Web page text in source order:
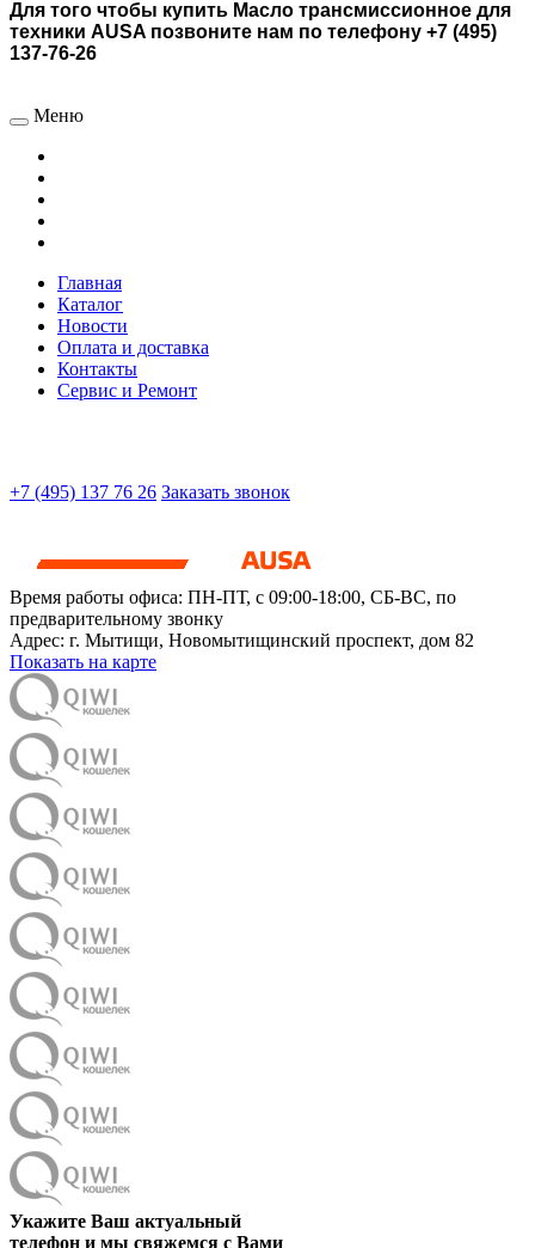
Для того чтобы купить Масло трансмиссионное для
техники AUSA позвоните нам по телефону +7 (495)
137-76-26
Меню
Главная
Каталог
Новости
Оплата и доставка
Контакты
Сервис и Ремонт
+7 (495) 137 76 26 Заказать звонок
Время работы офиса: ПН-ПТ, с 09:00-18:00, СБ-ВС, по
предварительному звонку
Адрес: г. Мытищи, Новомытищинский проспект, дом 82
Показать на карте
Укажите Ваш актуальный
телефон и мы свяжемся с Вами